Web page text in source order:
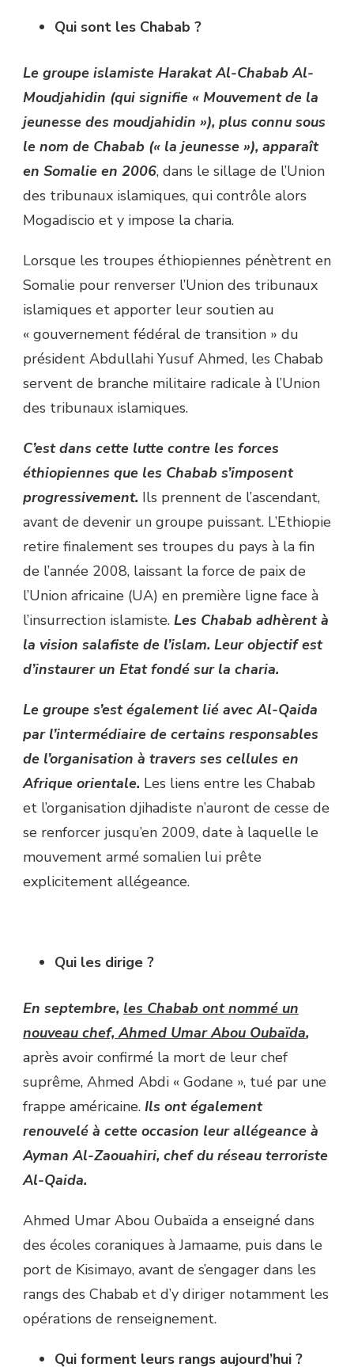
Qui sont les Chabab ?
Le groupe islamiste Harakat Al-Chabab Al-
Moudjahidin (qui signifie « Mouvement de la
jeunesse des moudjahidin »), plus connu sous
le nom de Chabab (« la jeunesse »), apparaît
en Somalie en 2006, dans le sillage de l’Union
des tribunaux islamiques, qui contrôle alors
Mogadiscio et y impose la charia.
Lorsque les troupes éthiopiennes pénètrent en
Somalie pour renverser l’Union des tribunaux
islamiques et apporter leur soutien au
« gouvernement fédéral de transition » du
président Abdullahi Yusuf Ahmed, les Chabab
servent de branche militaire radicale à l’Union
des tribunaux islamiques.
C’est dans cette lutte contre les forces
éthiopiennes que les Chabab s’imposent
progressivement. Ils prennent de l’ascendant,
avant de devenir un groupe puissant. L’Ethiopie
retire finalement ses troupes du pays à la fin
de l’année 2008, laissant la force de paix de
l’Union africaine (UA) en première ligne face à
l’insurrection islamiste. Les Chabab adhèrent à
la vision salafiste de l’islam. Leur objectif est
d’instaurer un Etat fondé sur la charia.
Le groupe s’est également lié avec Al-Qaida
par l’intermédiaire de certains responsables
de l’organisation à travers ses cellules en
Afrique orientale. Les liens entre les Chabab
et l’organisation djihadiste n’auront de cesse de
se renforcer jusqu’en 2009, date à laquelle le
mouvement armé somalien lui prête
explicitement allégeance.
Qui les dirige ?
En septembre, les Chabab ont nommé un
nouveau chef, Ahmed Umar Abou Oubaïda,
après avoir confirmé la mort de leur chef
suprême, Ahmed Abdi « Godane », tué par une
frappe américaine. Ils ont également
renouvelé à cette occasion leur allégeance à
Ayman Al-Zaouahiri, chef du réseau terroriste
Al-Qaida.
Ahmed Umar Abou Oubaïda a enseigné dans
des écoles coraniques à Jamaame, puis dans le
port de Kisimayo, avant de s’engager dans les
rangs des Chabab et d’y diriger notamment les
opérations de renseignement.
Qui forment leurs rangs aujourd’hui ?